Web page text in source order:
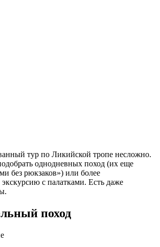
тур по Ликийской тропе несложно.
однодневных поход (их еще
без рюкзаков») или более
с палатками. Есть даже
поход